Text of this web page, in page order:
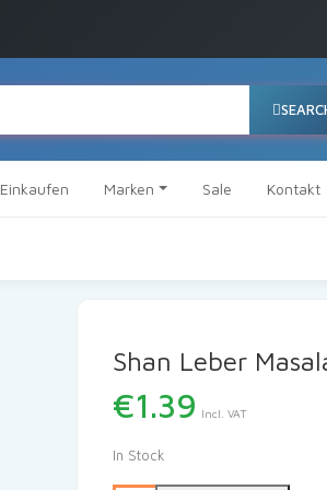
Einkaufen Marken Sale Kontakt
Shan Leber
€1.39 Incl. VAT
In Stock